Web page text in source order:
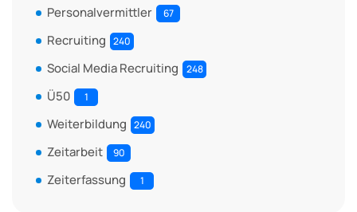
Personalvermittler 67
Recruiting 240
Social Media Recruiting 248
Ü50 1
Weiterbildung 240
Zeitarbeit 90
Zeiterfassung 1